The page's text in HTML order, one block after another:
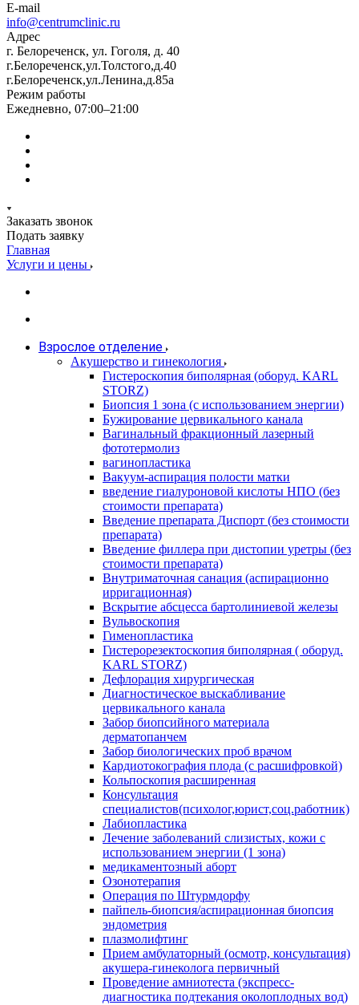
E-mail
info@centrumclinic.ru
Адрес
г. Белореченск, ул. Гоголя, д. 40
г.Белореченск,ул.Толстого,д.40
г.Белореченск,ул.Ленина,д.85а
Режим работы
Ежедневно, 07:00–21:00
Заказать звонок
Подать заявку
Главная
Услуги и цены
Взрослое отделение
Акушерство и гинекология
Гистероскопия биполярная (оборуд. KARL
STORZ)
Биопсия 1 зона (с использованием энергии)
Бужирование цервикального канала
Вагинальный фракционный лазерный
фототермолиз
вагинопластика
Вакуум-аспирация полости матки
введение гиалуроновой кислоты НПО (без
стоимости препарата)
Введение препарата Диспорт (без стоимости
препарата)
Введение филлера при дистопии уретры (без
стоимости препарата)
Внутриматочная санация (аспирационно
ирригационная)
Вскрытие абсцесса бартолиниевой железы
Вульвоскопия
Гименопластика
Гистерорезектоскопия биполярная ( оборуд.
KARL STORZ)
Дефлорация хирургическая
Диагностическое выскабливание
цервикального канала
Забор биопсийного материала
дерматопанчем
Забор биологических проб врачом
Кардиотокография плода (с расшифровкой)
Кольпоскопия расширенная
Консультация
специалистов(психолог,юрист,соц.работник)
Лабиопластика
Лечение заболеваний слизистых, кожи с
использованием энергии (1 зона)
медикаментозный аборт
Озонотерапия
Операция по Штурмдорфу
пайпель-биопсия/аспирационная биопсия
эндометрия
плазмолифтинг
Прием амбулаторный (осмотр, консультация)
акушера-гинеколога первичный
Проведение амниотеста (экспресс-
диагностика подтекания околоплодных вод)